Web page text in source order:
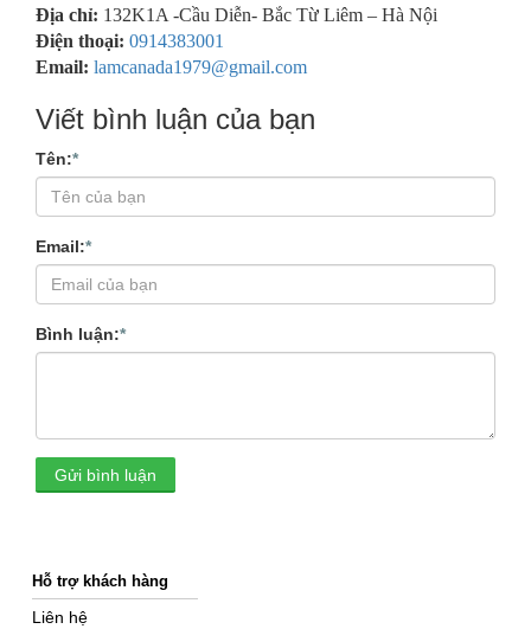
Địa chỉ: 132K1A -Cầu Diễn- Bắc Từ Liêm – Hà Nội
Điện thoại: 0914383001
Email: lamcanada1979@gmail.com
Viết bình luận của bạn
Tên:*
Email:*
Bình luận:*
Gửi bình luận
Hỗ trợ khách hàng
Liên hệ